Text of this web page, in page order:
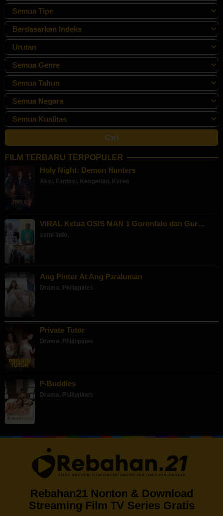
FILM TERBARU TERPOPULER
Holy Night: Demon Hunters
Aksi, Fantasi, Kengerian, Korea
VIRAL Ketua OSIS MAN 1 Gorontalo dan Gur…
semi indo,
Ang Pintor At Ang Paraluman
Drama, Philippines
Private Tutor
Drama, Philippines
F-Buddies
Drama, Philippines
Rebahan21 Nonton & Download
Streaming Film TV Series Gratis